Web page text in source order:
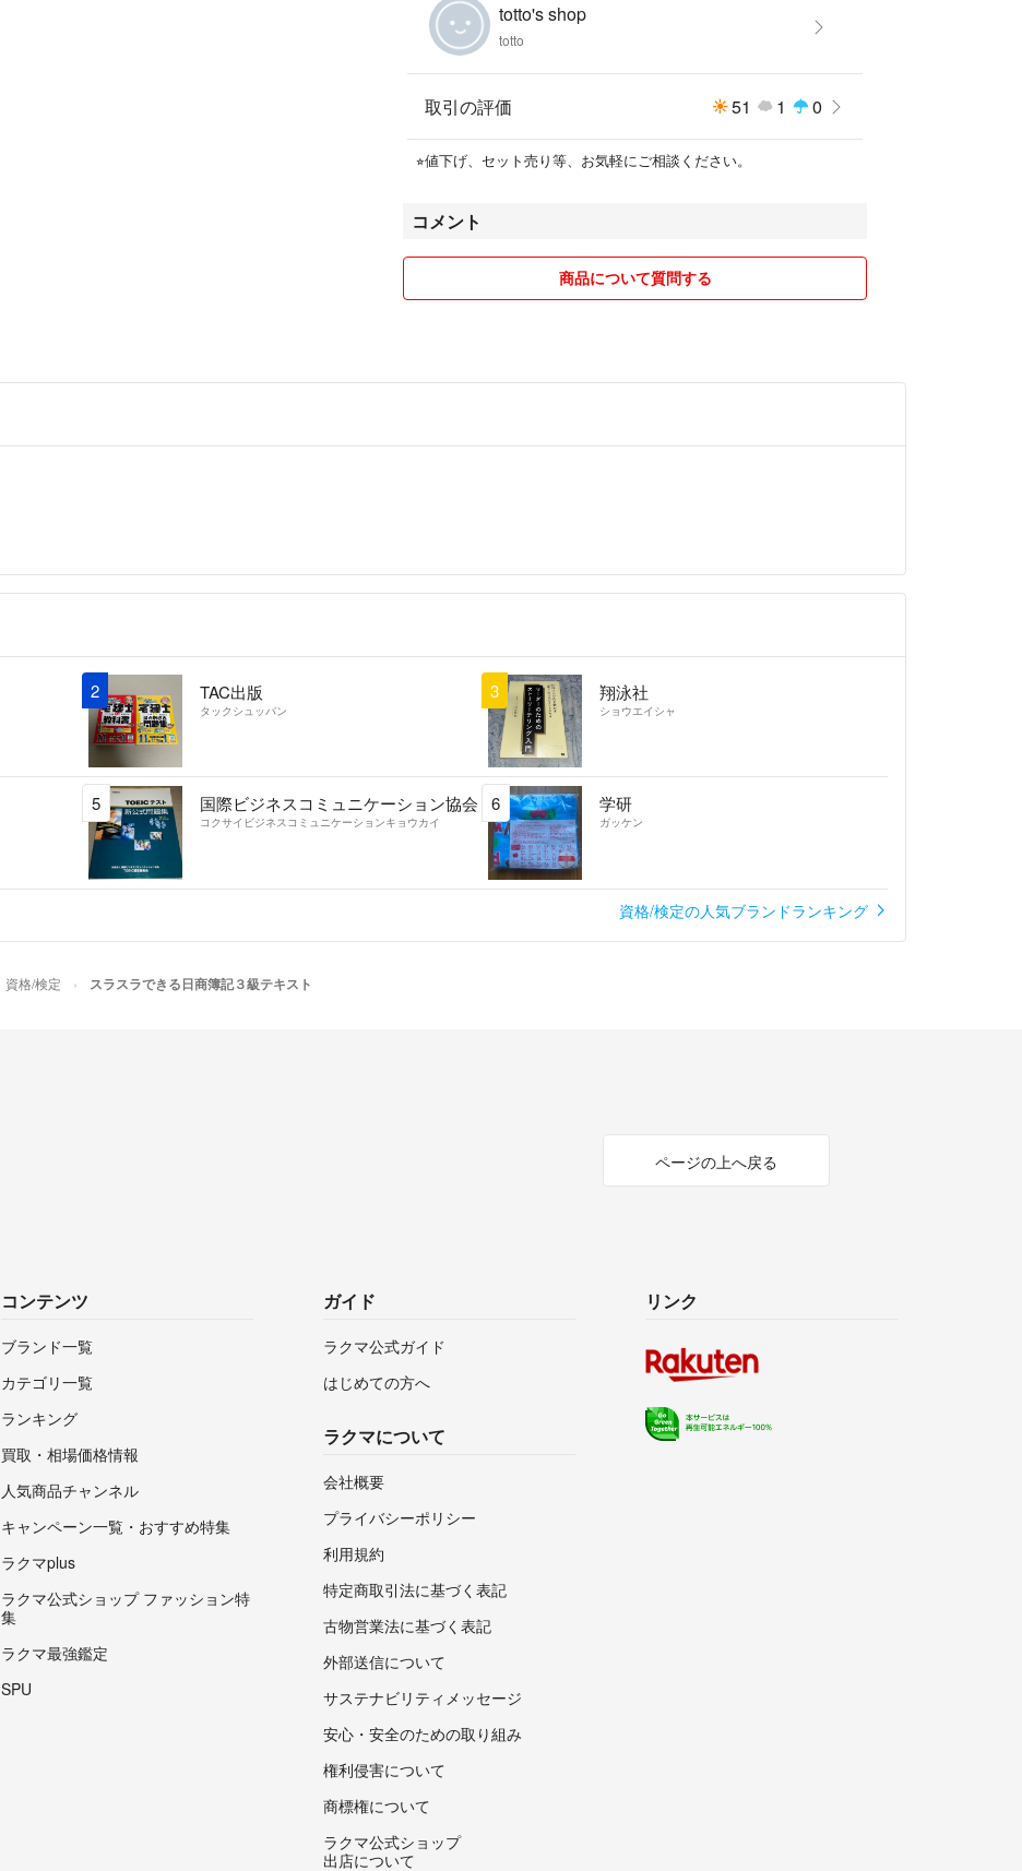
totto's shop
totto
取引の評価 51 1 0
⭐︎値下げ、セット売り等、お気軽にご相談ください。
コメント
商品について質問する
2 TAC出版
タックシュッパン
3 翔泳社
ショウエイシャ
5 国際ビジネスコミュニケーション協会
コクサイビジネスコミュニケーションキョウカイ
6 学研
ガッケン
資格/検定の人気ブランドランキング
資格/検定 スラスラできる日商簿記３級テキスト
ページの上へ戻る
コンテンツ
ブランド一覧
カテゴリ一覧
ランキング
買取・相場価格情報
人気商品チャンネル
キャンペーン一覧・おすすめ特集
ラクマplus
ラクマ公式ショップ ファッション特
集
ラクマ最強鑑定
SPU
ガイド
ラクマ公式ガイド
はじめての方へ
ラクマについて
会社概要
プライバシーポリシー
利用規約
特定商取引法に基づく表記
古物営業法に基づく表記
外部送信について
サステナビリティメッセージ
安心・安全のための取り組み
権利侵害について
商標権について
ラクマ公式ショップ
出店について
リンク